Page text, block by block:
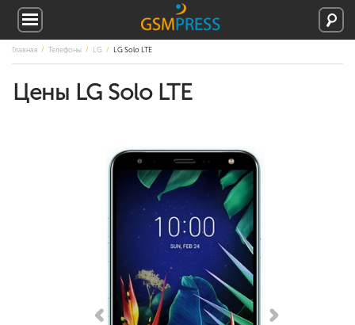
Главная Телефоны LG LG Solo LTE
Цены LG Solo LTE